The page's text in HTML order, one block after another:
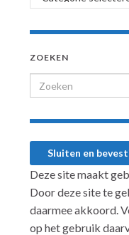
ZOEKEN
Search for:
Deze site maakt
Door deze site te
daarmee akkoord.
op het gebruik